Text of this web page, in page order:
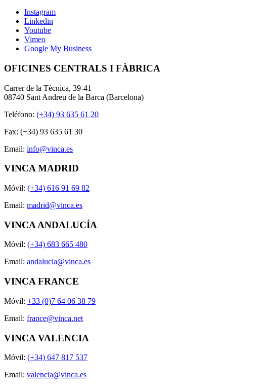
Instagram
Linkedin
Youtube
Vimeo
Google My Business
OFICINES CENTRALS I FÀBRICA
Carrer de la Tècnica, 39-41
08740 Sant Andreu de la Barca (Barcelona)
Teléfono: (+34) 93 635 61 20
Fax: (+34) 93 635 61 30
Email: info@vinca.es
VINCA MADRID
Móvil: (+34) 616 91 69 82
Email: madrid@vinca.es
VINCA ANDALUCÍA
Móvil: (+34) 683 665 480
Email: andalucia@vinca.es
VINCA FRANCE
Móvil: +33 (0)7 64 06 38 79
Email: france@vinca.net
VINCA VALENCIA
Móvil: (+34) 647 817 537
Email: valencia@vinca.es